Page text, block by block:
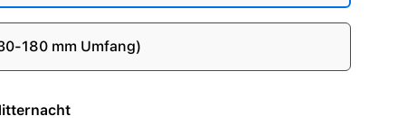
180 mm Umfang)
- Mitternacht